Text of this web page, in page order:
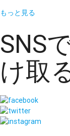
もっと見る
SNS
け取